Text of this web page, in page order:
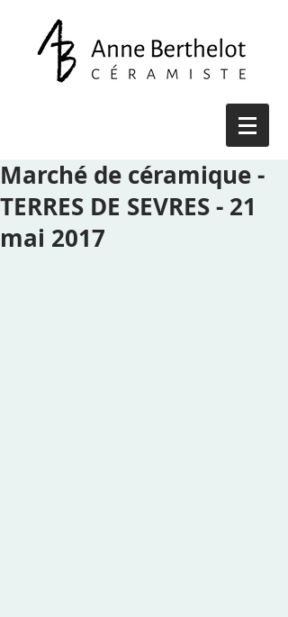
Marché de céramique -
TERRES DE SEVRES - 21
mai 2017